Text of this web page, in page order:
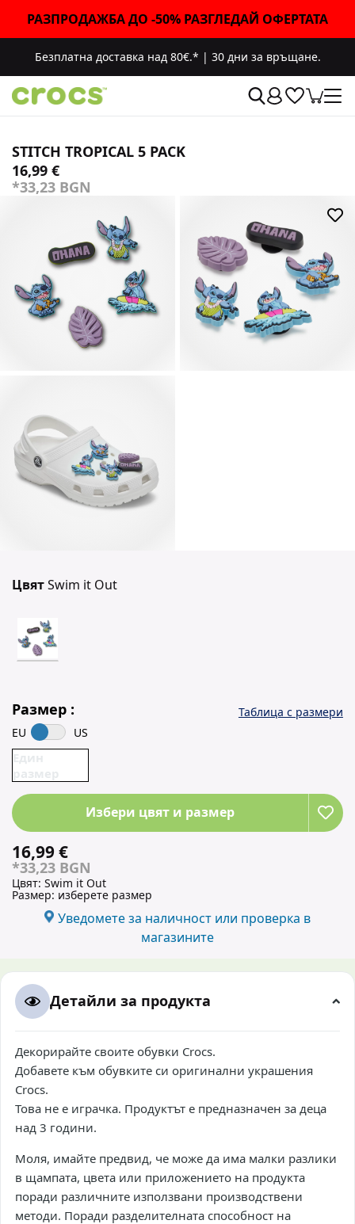
РАЗПРОДАЖБА ДО -50% РАЗГЛЕДАЙ ОФЕРТАТА
Безплатна доставка над 80€.* | 30 дни за връщане.
STITCH TROPICAL 5 PACK
16,99 €
*33,23 BGN
ЦвятSwim it Out
Размер :
EU US
Таблица с размери
Един
размер
Избери цвят и размер
16,99 €
*33,23 BGN
Цвят: Swim it Out
Размер: изберете размер
Уведомете за наличност или проверка в
магазините
Детайли за продукта
Декорирайте своите обувки Crocs.
Добавете към обувките си оригинални украшения
Crocs.
Това не е играчка. Продуктът е предназначен за деца
над 3 години.
Моля, имайте предвид, че може да има малки разлики
в щампата, цвета или приложението на продукта
поради различните използвани производствени
методи. Поради разделителната способност на